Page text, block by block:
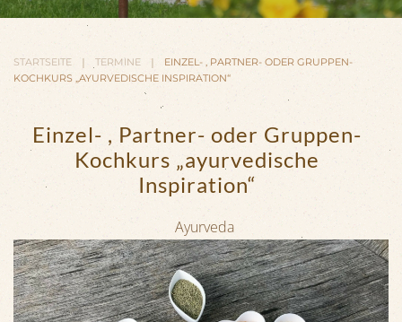
STARTSEITE TERMINE
EINZEL- , PARTNER- ODER GRUPPEN-
KOCHKURS „AYURVEDISCHE INSPIRATION“
Einzel- , Partner- oder Gruppen-
Kochkurs „ayurvedische
Inspiration“
Ayurveda